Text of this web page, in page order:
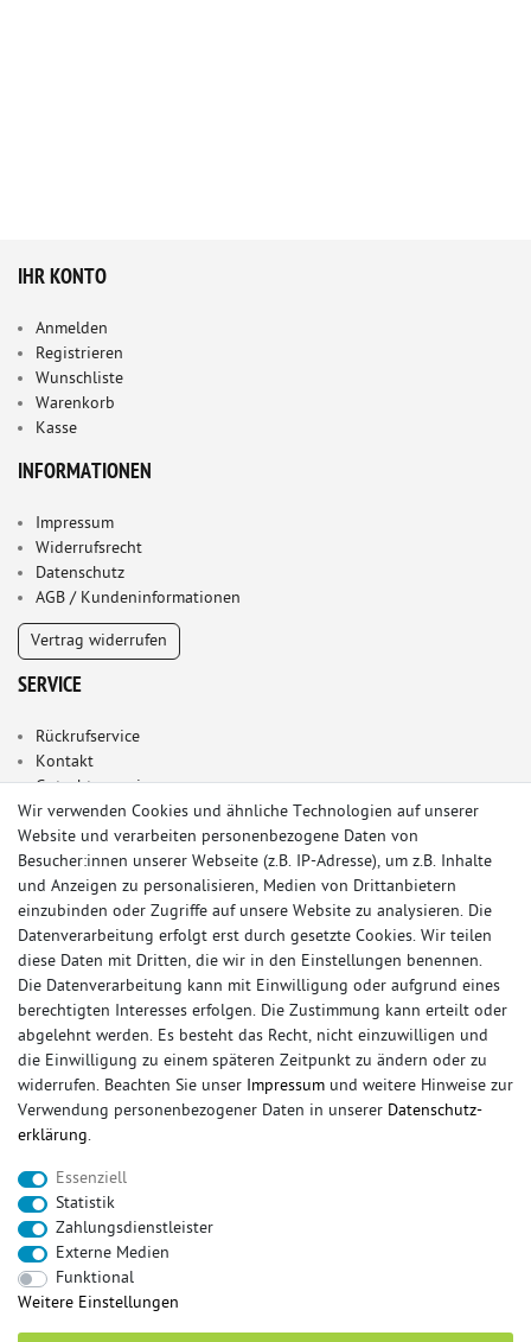
IHR KONTO
Anmelden
Registrieren
Wunschliste
Warenkorb
Kasse
INFORMATIONEN
Impressum
Widerrufsrecht
Datenschutz
AGB / Kundeninformationen
Vertrag widerrufen
SERVICE
Rückrufservice
Kontakt
Gutachterservice
Zahlung und Versand
Reklamationsformular
SPORTAUSPUFFSTORE
Über uns
Leistung
© Copyright 2026 Sportauspuff-Store.de - Alle Rechte vorbehalten.
Wir verwenden Cookies und ähnliche Technologien auf unserer
Website und verarbeiten personenbezogene Daten von
Besucher:innen unserer Webseite (z.B. IP-Adresse), um z.B. Inhalte
und Anzeigen zu personalisieren, Medien von Drittanbietern
einzubinden oder Zugriffe auf unsere Website zu analysieren. Die
Datenverarbeitung erfolgt erst durch gesetzte Cookies. Wir teilen
diese Daten mit Dritten, die wir in den Einstellungen benennen.
Die Datenverarbeitung kann mit Einwilligung oder aufgrund eines
berechtigten Interesses erfolgen. Die Zustimmung kann erteilt oder
abgelehnt werden. Es besteht das Recht, nicht einzuwilligen und
die Einwilligung zu einem späteren Zeitpunkt zu ändern oder zu
widerrufen. Beachten Sie unser Impressum und weitere Hinweise zur
Verwendung personenbezogener Daten in unserer Daten­schutz­
erklärung.
Essenziell
Statistik
Zahlungsdienstleister
Externe Medien
Funktional
Weitere Einstellungen